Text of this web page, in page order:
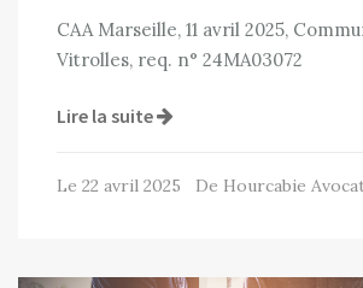
CAA Marseille, 11 avril 2025,
Vitrolles, req. n° 24MA03072
Lire la suite
Le 22 avril 2025 De Hourcabie